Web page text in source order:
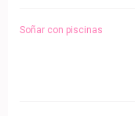
Soñar con piscinas